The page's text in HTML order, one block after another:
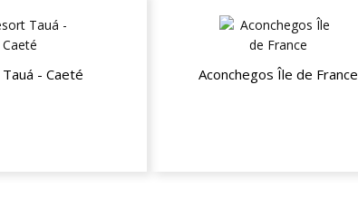
- Caeté
Aconchegos Île de France